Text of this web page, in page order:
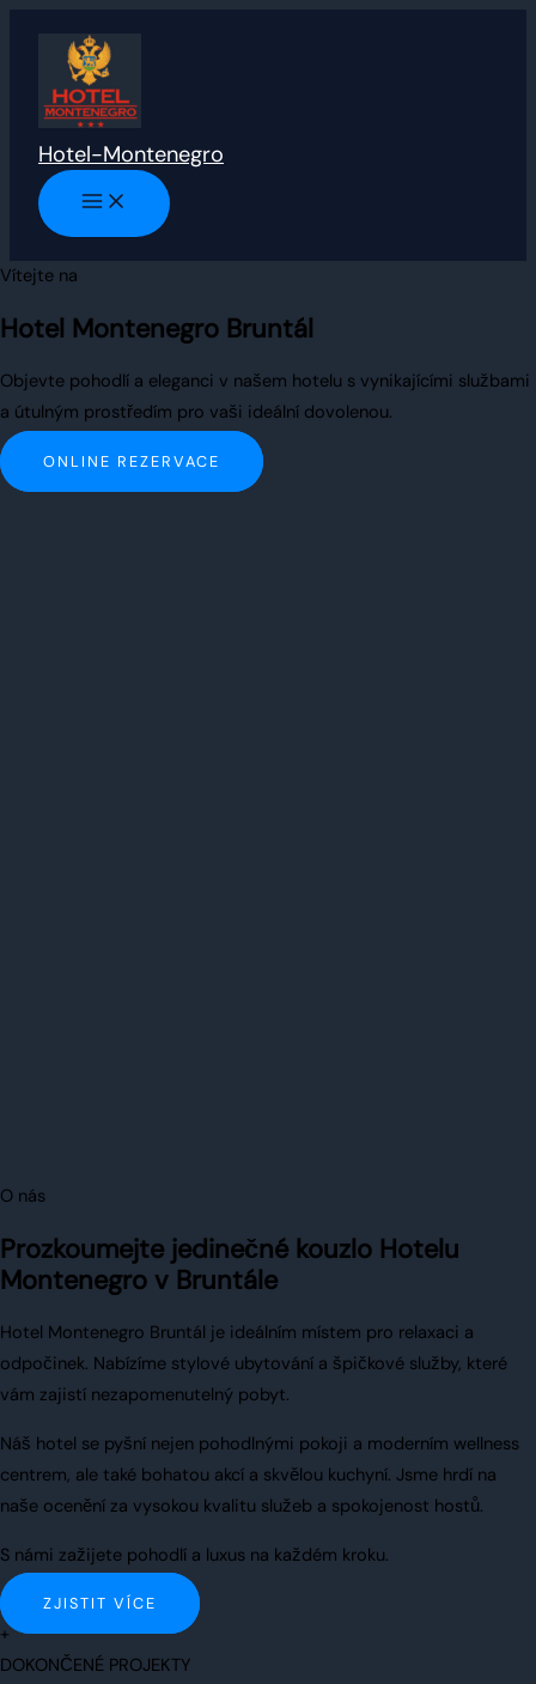
obsah
Hotel-Montenegro
Vítejte na
Hotel Montenegro Bruntál
Objevte pohodlí a eleganci v našem hotelu s vynikajícími službami
a útulným prostředím pro vaši ideální dovolenou.
ONLINE REZERVACE
O nás
Prozkoumejte jedinečné kouzlo Hotelu
Montenegro v Bruntále
Hotel Montenegro Bruntál je ideálním místem pro relaxaci a
odpočinek. Nabízíme stylové ubytování a špičkové služby, které
vám zajistí nezapomenutelný pobyt.
Náš hotel se pyšní nejen pohodlnými pokoji a moderním wellness
centrem, ale také bohatou akcí a skvělou kuchyní. Jsme hrdí na
naše ocenění za vysokou kvalitu služeb a spokojenost hostů.
S námi zažijete pohodlí a luxus na každém kroku.
ZJISTIT VÍCE
+
DOKONČENÉ PROJEKTY